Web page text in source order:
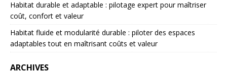
Habitat durable et adaptable : pilotage expert pour maîtriser
coût, confort et valeur
Habitat fluide et modularité durable : piloter des espaces
adaptables tout en maîtrisant coûts et valeur
ARCHIVES